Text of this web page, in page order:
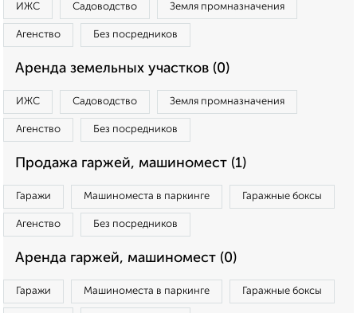
ИЖС Садоводство Земля промназначения
Агенство Без посредников
Аренда земельных участков (0)
ИЖС Садоводство Земля промназначения
Агенство Без посредников
Продажа гаржей, машиномест (1)
Гаражи Машиноместа в паркинге Гаражные боксы
Агенство Без посредников
Аренда гаржей, машиномест (0)
Гаражи Машиноместа в паркинге Гаражные боксы